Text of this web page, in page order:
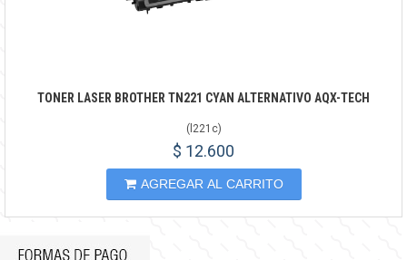
TONER LASER BROTHER TN221 CYAN ALTERNATIVO AQX-TECH
(l221c)
$ 12.600
AGREGAR AL CARRITO